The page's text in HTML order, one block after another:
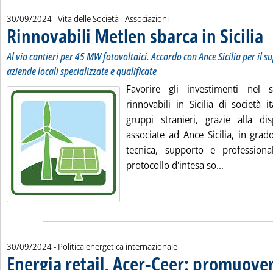
30/09/2024- Vita delle Società - Associazioni
Rinnovabili Metlen sbarca in Sicilia
Al via cantieri per 45 MW fotovoltaici. Accordo con Ance Sicilia per il
aziende locali specializzate e qualificate
Favorire gli investimenti nel
rinnovabili in Sicilia di società
gruppi stranieri, grazie alla
associate ad Ance Sicilia, in
tecnica, supporto e
protocollo d'intesa so...
30/09/2024- Politica energetica internazionale
Energia retail, Acer-Ceer: